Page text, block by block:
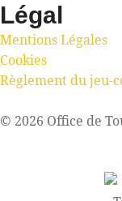
Légal
Mentions Légales
Cookies
Règlement du jeu-
© 2026 Office de